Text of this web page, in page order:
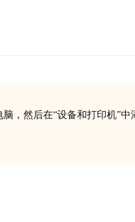
，然后在“设备和打印机”